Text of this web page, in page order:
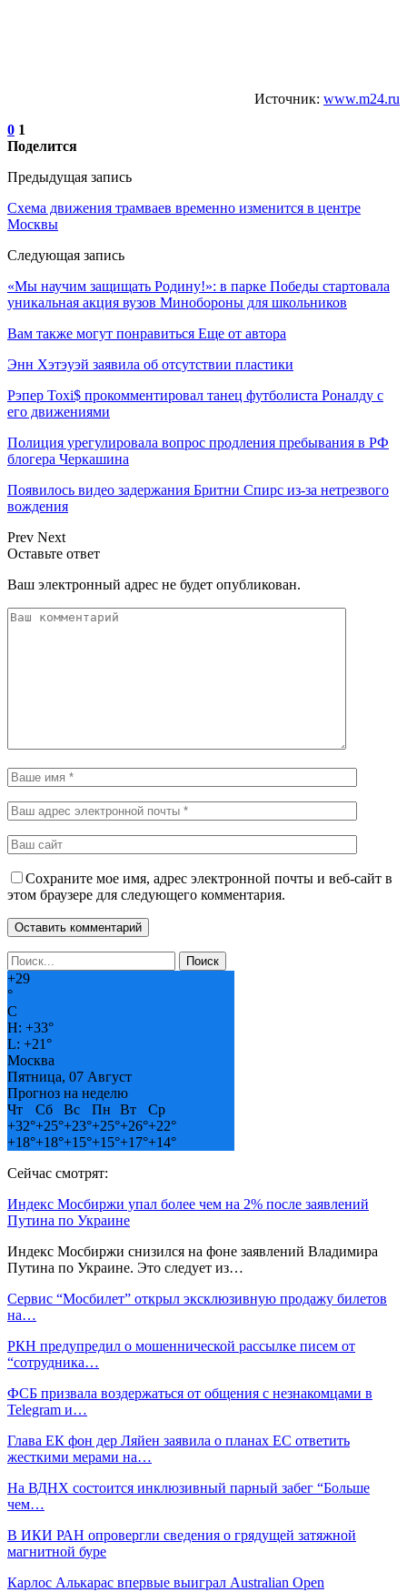
Источник: www.m24.ru
0 1
Поделится
Предыдущая запись
Схема движения трамваев временно изменится в центре
Москвы
Следующая запись
«Мы научим защищать Родину!»: в парке Победы стартовала
уникальная акция вузов Минобороны для школьников
Вам также могут понравиться Еще от автора
Энн Хэтэуэй заявила об отсутствии пластики
Рэпер Toxi$ прокомментировал танец футболиста Роналду с
его движениями
Полиция урегулировала вопрос продления пребывания в РФ
блогера Черкашина
Появилось видео задержания Бритни Спирс из-за нетрезвого
вождения
Prev Next
Оставьте ответ
Ваш электронный адрес не будет опубликован.
Сохраните мое имя, адрес электронной почты и веб-сайт в
этом браузере для следующего комментария.
+29
°
C
H: +33°
L: +21°
Москва
Пятница, 07 Август
Прогноз на неделю
Чт
Сб Вс Пн Вт
Ср
+32°+25°+23°+25°+26°+22°
+18°+18°+15°+15°+17°+14°
Сейчас смотрят:
Индекс Мосбиржи упал более чем на 2% после заявлений
Путина по Украине
Индекс Мосбиржи снизился на фоне заявлений Владимира
Путина по Украине. Это следует из…
Сервис “Мосбилет” открыл эксклюзивную продажу билетов
на…
РКН предупредил о мошеннической рассылке писем от
“сотрудника…
ФСБ призвала воздержаться от общения с незнакомцами в
Telegram и…
Глава ЕК фон дер Ляйен заявила о планах ЕС ответить
жесткими мерами на…
На ВДНХ состоится инклюзивный парный забег “Больше
чем…
В ИКИ РАН опровергли сведения о грядущей затяжной
магнитной буре
Карлос Алькарас впервые выиграл Australian Open